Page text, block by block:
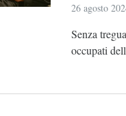
26 agosto
Senza
occupati